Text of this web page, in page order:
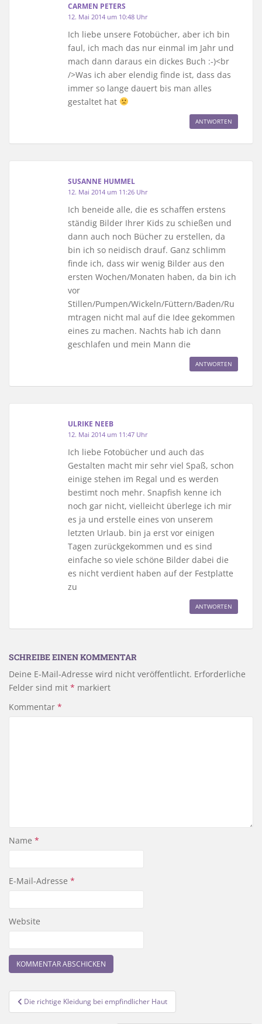
CARMEN PETERS
12. Mai 2014 um 10:48 Uhr
Ich liebe unsere Fotobücher, aber ich bin
faul, ich mach das nur einmal im Jahr und
mach dann daraus ein dickes Buch :-)<br
/>Was ich aber elendig finde ist, dass das
immer so lange dauert bis man alles
gestaltet hat
ANTWORTEN
SUSANNE HUMMEL
12. Mai 2014 um 11:26 Uhr
Ich beneide alle, die es schaffen erstens
ständig Bilder Ihrer Kids zu schießen und
dann auch noch Bücher zu erstellen, da
bin ich so neidisch drauf. Ganz schlimm
finde ich, dass wir wenig Bilder aus den
ersten Wochen/Monaten haben, da bin ich
vor
Stillen/Pumpen/Wickeln/Füttern/Baden/Ru
mtragen nicht mal auf die Idee gekommen
eines zu machen. Nachts hab ich dann
geschlafen und mein Mann die
ANTWORTEN
ULRIKE NEEB
12. Mai 2014 um 11:47 Uhr
Ich liebe Fotobücher und auch das
Gestalten macht mir sehr viel Spaß, schon
einige stehen im Regal und es werden
bestimt noch mehr. Snapfish kenne ich
noch gar nicht, vielleicht überlege ich mir
es ja und erstelle eines von unserem
letzten Urlaub. bin ja erst vor einigen
Tagen zurückgekommen und es sind
einfache so viele schöne Bilder dabei die
es nicht verdient haben auf der Festplatte
zu
ANTWORTEN
SCHREIBE EINEN KOMMENTAR
Deine E-Mail-Adresse wird nicht veröffentlicht. Erforderliche
Felder sind mit * markiert
Kommentar *
Name *
E-Mail-Adresse *
Website
Beitragsnavigation
Die richtige Kleidung bei empfindlicher Haut